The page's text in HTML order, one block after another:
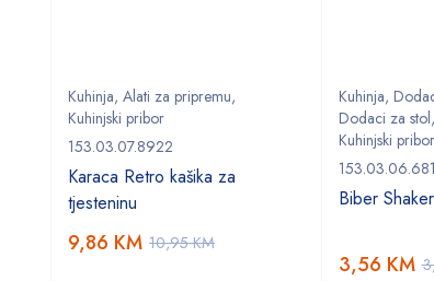
Kuhinja, Alati za pripremu,
Kuhinjski pribor
153.03.07.8922
Karaca Retro kašika za
tjesteninu
10,95KM
9,86 KM
Kuhinja,
Dodaci za stol,
Kuhinjski pribor
Biber
3,56 KM